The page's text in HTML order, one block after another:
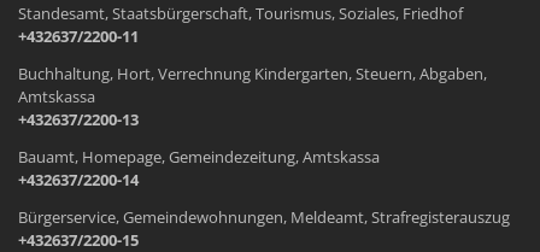
Standesamt, Staatsbürgerschaft, Tourismus, Soziales, Friedhof
+432637/2200-11
Buchhaltung, Hort, Verrechnung Kindergarten, Steuern, Abgaben,
Amtskassa
+432637/2200-13
Bauamt, Homepage, Gemeindezeitung, Amtskassa
+432637/2200-14
Bürgerservice, Gemeindewohnungen, Meldeamt, Strafregisterauszug
+432637/2200-15